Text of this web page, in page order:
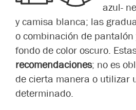
azul-
y camisa blanca; las
o combinación de
fondo de color oscuro.
recomendaciones; no es
de cierta manera o utilizar
determinado.